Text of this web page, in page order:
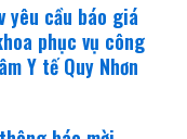
yêu cầu báo giá
phục vụ công
Y tế Quy Nhơn